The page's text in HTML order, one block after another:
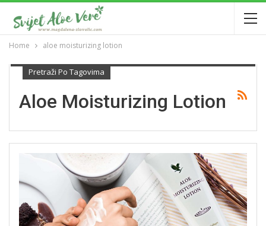
Home aloe moisturizing lotion
Pretraži Po Tagovima
Aloe Moisturizing Lotion